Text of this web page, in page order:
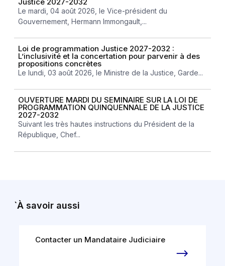
Le mardi, 04 août 2026, le Vice-président du
Gouvernement, Hermann Immongault,...
Loi de programmation Justice 2027-2032 :
L’inclusivité et la concertation pour parvenir à des
propositions concrètes
Le lundi, 03 août 2026, le Ministre de la Justice, Garde...
OUVERTURE MARDI DU SEMINAIRE SUR LA LOI DE
PROGRAMMATION QUINQUENNALE DE LA JUSTICE
2027-2032
Suivant les très hautes instructions du Président de la
République, Chef...
`À savoir aussi
Contacter un Mandataire Judiciaire